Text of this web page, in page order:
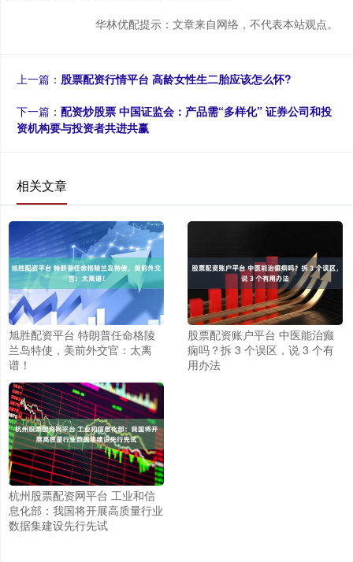
华林优配提示：文章来自网络，不代表本站观点。
上一篇： 股票配资行情平台 高龄女性生二胎应该怎么怀?
下一篇： 配资炒股票 中国证监会：产品需“多样化” 证券公司和投
资机构要与投资者共进共赢
相关文章
旭胜配资平台 特朗普任命格陵
兰岛特使，美前外交官：太离
谱！
股票配资账户平台 中医能治癫
痫吗？拆 3 个误区，说 3 个有
用办法
杭州股票配资网平台 工业和信
息化部：我国将开展高质量行业
数据集建设先行先试